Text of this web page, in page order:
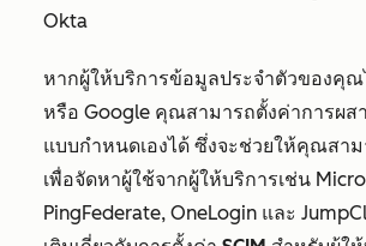
Okta
หากผู้ให้บริการข้อมูลประจำตัวของคุ
หรือ Google คุณสามารถตั้งค่าการผส
แบบกำหนดเองได้ ซึ่งจะช่วยให้คุณสาม
เพื่อจัดหาผู้ใช้จากผู้ให้บริการเช่น
PingFederate, OneLogin และ